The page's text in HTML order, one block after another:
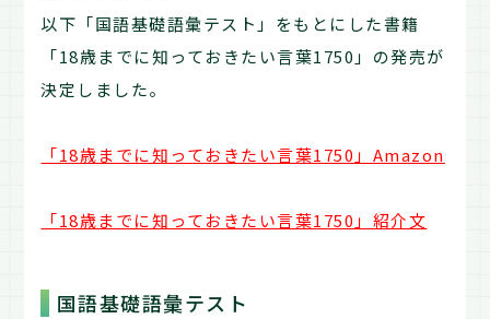
以下「国語基礎語彙テスト」をもとにした書籍
「18歳までに知っておきたい言葉1750」の発売が
決定しました。
「18歳までに知っておきたい言葉1750」Amazon
「18歳までに知っておきたい言葉1750」紹介文
国語基礎語彙テスト